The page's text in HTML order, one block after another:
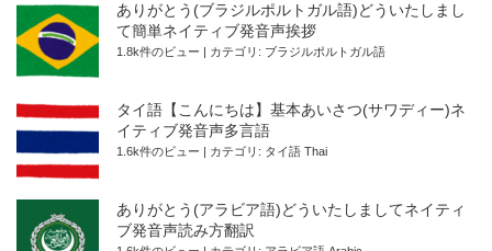
ありがとう(ブラジルポルトガル語)どういたしまし
て簡単ネイティブ発音声挨拶
1.8k件のビュー カテゴリ: ブラジルポルトガル語
タイ語【こんにちは】基本あいさつ(サワディー)ネ
イティブ発音声多言語
1.6k件のビュー カテゴリ: タイ語 Thai
ありがとう(アラビア語)どういたしましてネイティ
ブ発音声読み方翻訳